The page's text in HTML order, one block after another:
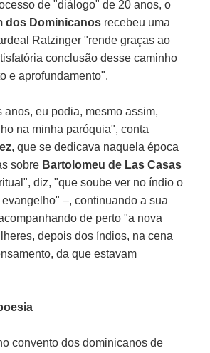
de "diálogo" de 20 anos, o
dos Dominicanos recebeu uma
Ratzinger "rende graças ao
conclusão desse caminho
e aprofundamento".
anos, eu podia, mesmo assim,
na minha paróquia", conta
, que se dedicava naquela época
sobre Bartolomeu de Las Casas
diz, "que soube ver no índio o
–, continuando a sua
de perto "a nova
depois dos índios, na cena
da que estavam
convento dos dominicanos de